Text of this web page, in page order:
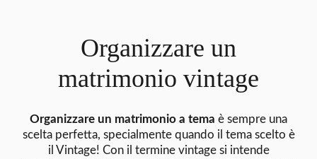
Organizzare un
matrimonio vintage
Organizzare un matrimonio a tema è sempre una
scelta perfetta, specialmente quando il tema scelto è
il Vintage! Con il termine vintage si intende